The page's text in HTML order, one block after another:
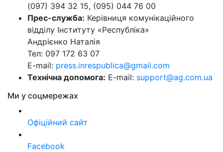
(097) 394 32 15, (095) 044 76 00
Прес-служба: Керівниця комунікаційного
відділу Інституту «Республіка»
Андрієнко Наталія
Тел: 097 172 63 07
E-mail: press.inrespublica@gmail.com
Технічна допомога: E-mail: support@ag.com.ua
Ми у соцмережах
Офіційний сайт
Facebook